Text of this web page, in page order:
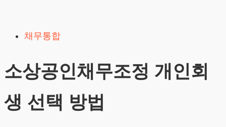
content
채무통합
소상공인채무조정 개인회
생 선택 방법